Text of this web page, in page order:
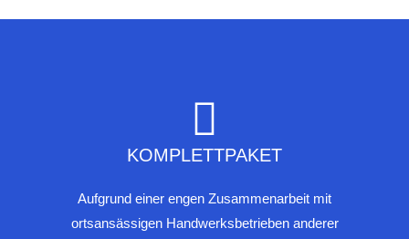
KOMPLETTPAKET
Aufgrund einer engen Zusammenarbeit mit
ortsansässigen Handwerksbetrieben anderer